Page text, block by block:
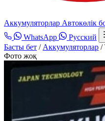
Аккумуляторлар Автокөлік
WhatsApp
Русский
Басты бет / Аккумуляторлар /
Фото жоқ